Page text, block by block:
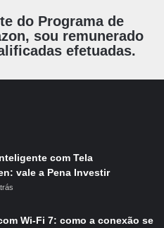
do Programa de
sou remunerado
efetuadas.
com Tela
vale a Pena Investir
Wi-Fi 7: como a conexão se